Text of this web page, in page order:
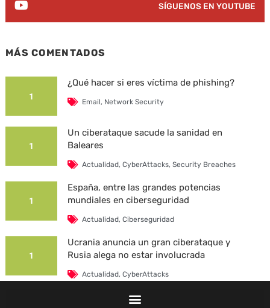
SÍGUENOS EN YOUTUBE
MÁS COMENTADOS
1
¿Qué hacer si eres víctima de phishing?
Email, Network Security
1
Un ciberataque sacude la sanidad en
Baleares
Actualidad,CyberAttacks,Security Breaches
1
España, entre las grandes potencias
mundiales en ciberseguridad
Actualidad,Ciberseguridad
1
Ucrania anuncia un gran ciberataque y
Rusia alega no estar involucrada
Actualidad,CyberAttacks
La Universidad Autónoma de Barcelona es